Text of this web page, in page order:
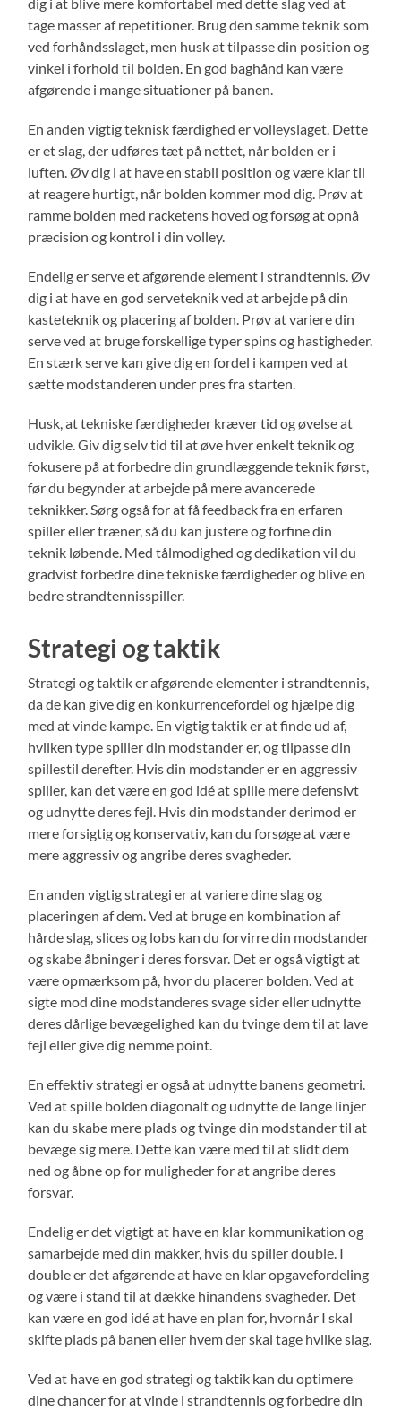
tage masser af repetitioner. Brug den samme teknik som
ved forhåndsslaget, men husk at tilpasse din position og
vinkel i forhold til bolden. En god baghånd kan være
afgørende i mange situationer på banen.
En anden vigtig teknisk færdighed er volleyslaget. Dette
er et slag, der udføres tæt på nettet, når bolden er i
luften. Øv dig i at have en stabil position og være klar til
at reagere hurtigt, når bolden kommer mod dig. Prøv at
ramme bolden med racketens hoved og forsøg at opnå
præcision og kontrol i din volley.
Endelig er serve et afgørende element i strandtennis. Øv
dig i at have en god serveteknik ved at arbejde på din
kasteteknik og placering af bolden. Prøv at variere din
serve ved at bruge forskellige typer spins og hastigheder.
En stærk serve kan give dig en fordel i kampen ved at
sætte modstanderen under pres fra starten.
Husk, at tekniske færdigheder kræver tid og øvelse at
udvikle. Giv dig selv tid til at øve hver enkelt teknik og
fokusere på at forbedre din grundlæggende teknik først,
før du begynder at arbejde på mere avancerede
teknikker. Sørg også for at få feedback fra en erfaren
spiller eller træner, så du kan justere og forfine din
teknik løbende. Med tålmodighed og dedikation vil du
gradvist forbedre dine tekniske færdigheder og blive en
bedre strandtennisspiller.
Strategi og taktik
Strategi og taktik er afgørende elementer i strandtennis,
da de kan give dig en konkurrencefordel og hjælpe dig
med at vinde kampe. En vigtig taktik er at finde ud af,
hvilken type spiller din modstander er, og tilpasse din
spillestil derefter. Hvis din modstander er en aggressiv
spiller, kan det være en god idé at spille mere defensivt
og udnytte deres fejl. Hvis din modstander derimod er
mere forsigtig og konservativ, kan du forsøge at være
mere aggressiv og angribe deres svagheder.
En anden vigtig strategi er at variere dine slag og
placeringen af dem. Ved at bruge en kombination af
hårde slag, slices og lobs kan du forvirre din modstander
og skabe åbninger i deres forsvar. Det er også vigtigt at
være opmærksom på, hvor du placerer bolden. Ved at
sigte mod dine modstanderes svage sider eller udnytte
deres dårlige bevægelighed kan du tvinge dem til at lave
fejl eller give dig nemme point.
En effektiv strategi er også at udnytte banens geometri.
Ved at spille bolden diagonalt og udnytte de lange linjer
kan du skabe mere plads og tvinge din modstander til at
bevæge sig mere. Dette kan være med til at slidt dem
ned og åbne op for muligheder for at angribe deres
forsvar.
Endelig er det vigtigt at have en klar kommunikation og
samarbejde med din makker, hvis du spiller double. I
double er det afgørende at have en klar opgavefordeling
og være i stand til at dække hinandens svagheder. Det
kan være en god idé at have en plan for, hvornår I skal
skifte plads på banen eller hvem der skal tage hvilke slag.
Ved at have en god strategi og taktik kan du optimere
dine chancer for at vinde i strandtennis og forbedre din